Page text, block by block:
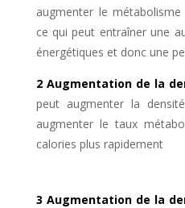
augmenter le
ce qui peut entraîner une
énergétiques et donc une
2 Augmentation de la
peut augmenter la
augmenter le taux
calories plus rapidement
3 Augmentation de la